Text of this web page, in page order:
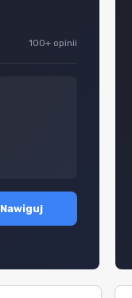
100+ opinii
Nawiguj